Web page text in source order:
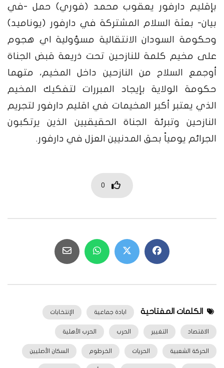
بإقليم دارفور يعقوب محمد (فوري) حمل -في
بيان- بعثة السلام المشتركة في دارفور (يوناميد)
وحكومة السودان الانتقالية مسؤولية اي هجوم
على مخيم كلمة للنازحين تحت ذريعة قبض الجناة
أوجمع السلاح من النازحين داخل المخيم، متهما
حكومة الولاية بإيجاد المبررات لتفكيك المخيم
الذي يعتبر أكبر المخيمات في اقليم دارفور لتجريم
النازحين وتبرئة الجناة الحقيقيين الذين يرتكبون
الجرائم يومياً بحق المدنيين العزل في دارفور.
0
الكلمات المفتاحية ابادة جماعية الإنتخابات
الاقتصاد التغيير الحرب الحرب الأهلية
الحركة الشعبية الحريات الخرطوم السكان الأصليين